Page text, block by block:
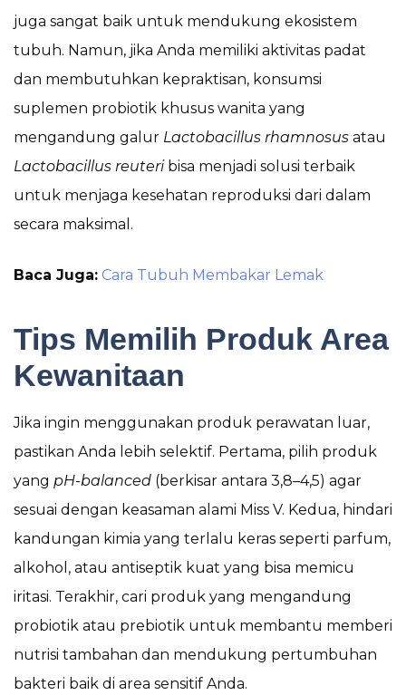
juga sangat baik untuk mendukung ekosistem
tubuh. Namun, jika Anda memiliki aktivitas padat
dan membutuhkan kepraktisan, konsumsi
suplemen probiotik khusus wanita yang
mengandung galur Lactobacillus rhamnosus atau
Lactobacillus reuteribisa menjadi solusi terbaik
untuk menjaga kesehatan reproduksi dari dalam
secara maksimal.
Baca Juga: Cara Tubuh Membakar Lemak
Tips Memilih Produk Area
Kewanitaan
Jika ingin menggunakan produk perawatan luar,
pastikan Anda lebih selektif. Pertama, pilih produk
yang pH-balanced (berkisar antara 3,8–4,5) agar
sesuai dengan keasaman alami Miss V. Kedua, hindari
kandungan kimia yang terlalu keras seperti parfum,
alkohol, atau antiseptik kuat yang bisa memicu
iritasi. Terakhir, cari produk yang mengandung
probiotik atau prebiotik untuk membantu memberi
nutrisi tambahan dan mendukung pertumbuhan
bakteri baik di area sensitif Anda.